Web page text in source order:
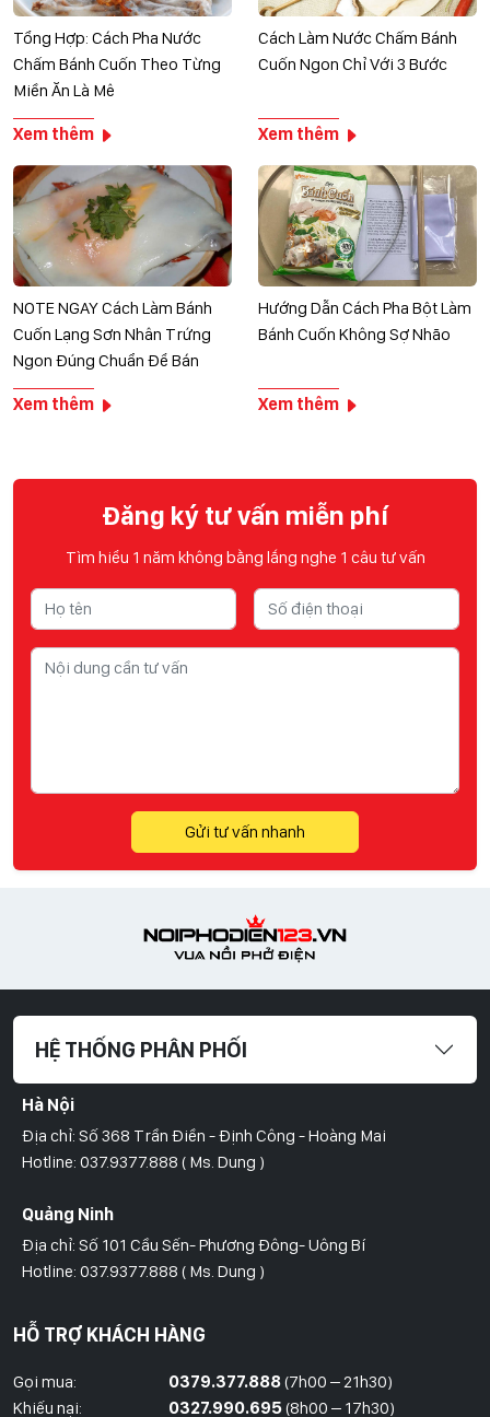
Tổng Hợp: Cách Pha Nước
Chấm Bánh Cuốn Theo Từng
Miền Ăn Là Mê
Xem thêm
Cách Làm Nước Chấm Bánh
Cuốn Ngon Chỉ Với 3 Bước
Xem thêm
NOTE NGAY Cách Làm Bánh
Cuốn Lạng Sơn Nhân Trứng
Ngon Đúng Chuẩn Để Bán
Xem thêm
Hướng Dẫn Cách Pha Bột Làm
Bánh Cuốn Không Sợ Nhão
Xem thêm
Đăng ký tư vấn miễn phí
Tìm hiểu 1 năm không bằng lắng nghe 1 câu tư vấn
Gửi tư vấn nhanh
HỆ THỐNG PHÂN PHỐI
Hà Nội
Địa chỉ: Số 368 Trần Điền - Định Công - Hoàng Mai
Hotline: 037.9377.888 ( Ms. Dung )
Quảng Ninh
Địa chỉ: Số 101 Cầu Sến- Phương Đông- Uông Bí
Hotline: 037.9377.888 ( Ms. Dung )
Hồ Chí Minh
Hotline: 09786.01.388 ( Mr. Huy )
HỖ TRỢ KHÁCH HÀNG
Gọi mua: 0379.377.888(7h00 – 21h30)
Khiếu nại:
0327.990.695(8h00 – 17h30)